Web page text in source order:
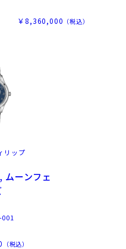
￥8,360,000 （税込）
リップ
ムーンフェ
（税込）